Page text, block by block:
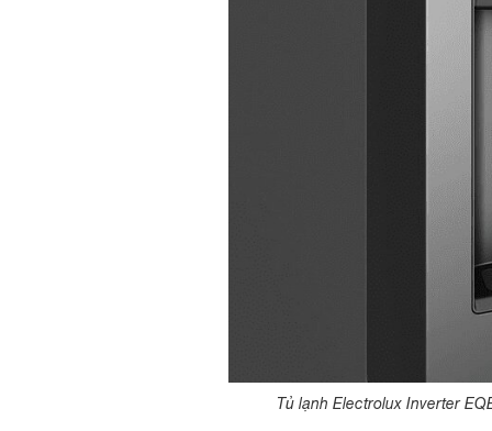
Tủ lạnh Electrolux Inverter